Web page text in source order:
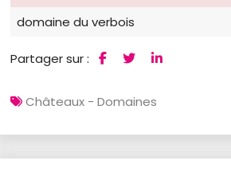
domaine du verbois
Partager sur :
Châteaux - Domaines